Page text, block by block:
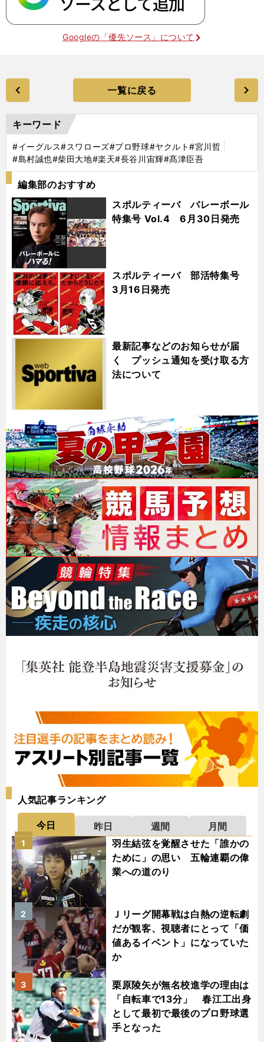
Googleの「優先ソース」について
一覧に戻る
キーワード
#イーグルス#スワローズ#プロ野球#ヤクルト#宮川哲
#島村誠也#柴田大地#楽天#長谷川宙輝#髙津臣吾
編集部のおすすめ
スポルティーバ バレーボール
特集号 Vol.4 6月30日発売
スポルティーバ 部活特集号
3月16日発売
最新記事などのお知らせが届
く プッシュ通知を受け取る方
法について
人気記事ランキング
今日 昨日 週間
月間
羽生結弦を覚醒させた「誰かの
ために」の思い 五輪連覇の偉
業への道のり
1
Ｊリーグ開幕戦は白熱の逆転劇
だが観客、視聴者にとって「価
値あるイベント」になっていた
か
2
栗原陵矢が無名校進学の理由は
「自転車で13分」 春江工出身
として最初で最後のプロ野球選
手となった
3